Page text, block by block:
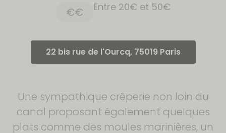
€€ Entre 20€ et 50€
22 bis rue de l'Ourcq, 75019 Paris
Une sympathique crêperie non loin du
canal proposant également quelques
plats comme des moules marinières, un